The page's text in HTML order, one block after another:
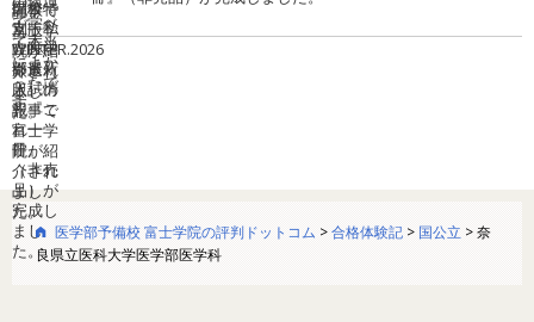
医学部予備校 富士学院の評判ドットコム >合格体験記 > 国公立 >奈
良県立医科大学医学部医学科